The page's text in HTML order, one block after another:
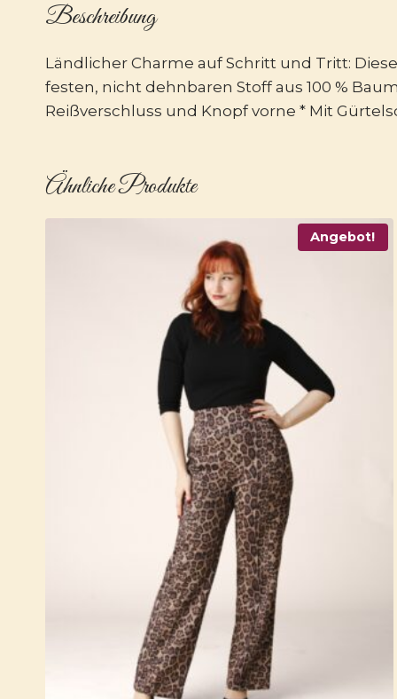
Beschreibung
Ländlicher Charme auf Schritt und Tritt:
festen, nicht dehnbaren Stoff aus 100 %
Reißverschluss und Knopf vorne * Mit
Ähnliche Produkte
Angebot!